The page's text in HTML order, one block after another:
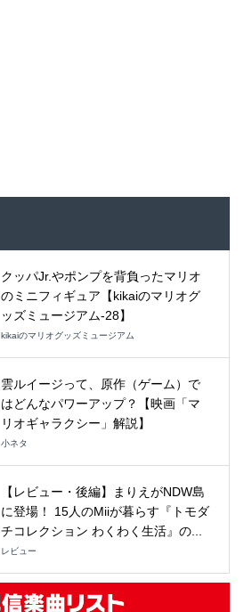
クッパJr.やポンプを背負ったマリオ
のミニフィギュア【kikaiのマリオグ
ッズミュージアム-28】
kikaiのマリオグッズミュージアム
雲ルイージって、原作（ゲーム）で
はどんなパワーアップ？【映画「マ
リオギャラクシー」解説】
小ネタ
【レビュー・後編】まりえがNDW島
に登場！ 15人のMiiが暮らす『トモダ
チコレクション わくわく生活』の...
レビュー